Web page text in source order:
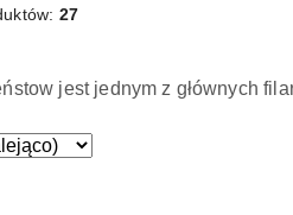
27
jest jednym z głównych